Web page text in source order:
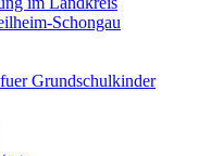
Schongau
Grundschulkinder